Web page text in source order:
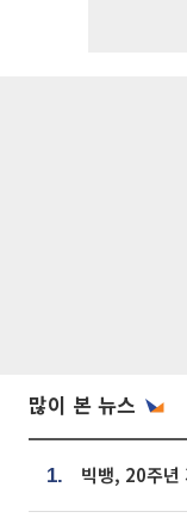
많이 본 뉴스
1.